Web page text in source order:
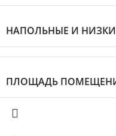
НАПОЛЬНЫЕ И
ПЛОЩАДЬ